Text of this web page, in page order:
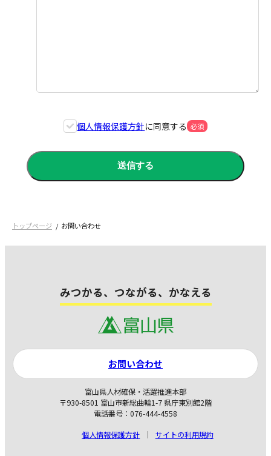
個人情報保護方針に同意する
送信する
トップページ お問い合わせ
みつかる、つながる、かなえる
富山県人材確保・活躍推進本部
〒930-8501 富山市新総曲輪1-7 県庁東別館2階
電話番号：076-444-4558
個人情報保護方針
サイトの利用規約
お問い合わせ